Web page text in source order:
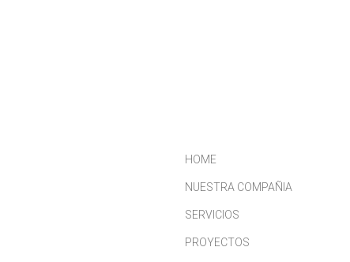
HOME
NUESTRA COMPAÑIA
SERVICIOS
PROYECTOS